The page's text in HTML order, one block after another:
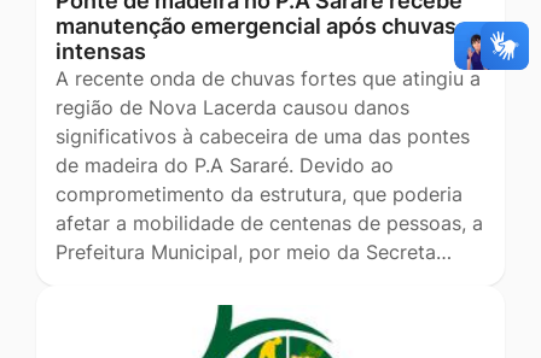
manutenção emergencial após chuvas
intensas
A recente onda de chuvas fortes que atingiu a
região de Nova Lacerda causou danos
significativos à cabeceira de uma das pontes
de madeira do P.A Sararé. Devido ao
comprometimento da estrutura, que poderia
afetar a mobilidade de centenas de pessoas, a
Prefeitura Municipal, por meio da Secreta…